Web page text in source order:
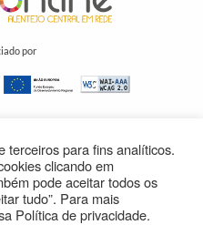
por
terceiros para fins analíticos.
clicando em
pode aceitar todos os
tudo”. Para mais
Política de privacidade.